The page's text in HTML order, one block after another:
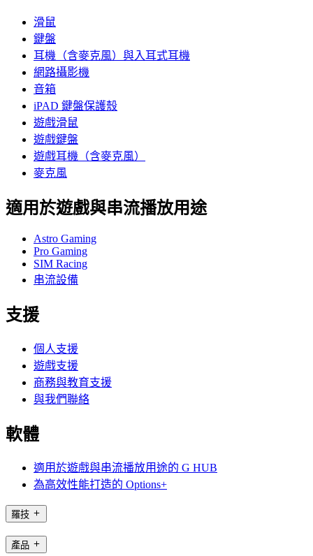
滑鼠
鍵盤
耳機（含麥克風）與入耳式耳機
網路攝影機
音箱
iPAD 鍵盤保護殼
遊戲滑鼠
遊戲鍵盤
遊戲耳機（含麥克風）
麥克風
適用於遊戲與串流播放用途
Astro Gaming
Pro Gaming
SIM Racing
串流設備
支援
個人支援
遊戲支援
商務與教育支援
與我們聯絡
軟體
適用於遊戲與串流播放用途的 G HUB
為高效性能打造的 Options+
羅技
產品